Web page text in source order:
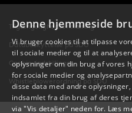
Tilgængelighedserklæring
Databeskyttelse på SDU
Cookie-indstillinger
Whistleblowerordning på SDU
Denne hjemmeside
Vi bruger cookies til at tilpasse
til sociale medier og til at
oplysninger om din brug af vores
for sociale medier og
disse data med andre
indsamlet fra din brug af deres
via "Vis detaljer" neden for. Læs